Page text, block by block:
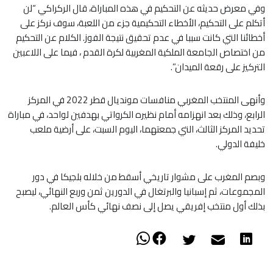
وفي معرض حديثه عن التحكيم في هذه المباراة، قال الركراكي “لن
أتكلم على التحكيم، الأخطاء التحكيمية جزء من اللعبة، سوف نركز على
أخطائنا التي كانت سببا في عدم تحقيق نتيجة الفوز. الكلام عن التحكيم
من اختصاص الجامعة الملكية المغربية لكرة القدم ، فيما على اللاعبين
التركيز على رقعة الميدان”.
وأنهى المنتخب المغربي منافسات مونديال قطر 2022 في المركز
الرابع، وذلك بعد انهزامه أمام نظيره الكرواتي بهدفين لواحد، في مباراة
تحديد المركز الثالث، التي جمعتهما، اليوم السبت، على أرضية ملعب
خليفة الدولي.
وبصم المغرب على مشوار تاريخي أسقط من خلاله بلجيكا في دور
المجموعات، ثم إسبانيا والبرتغال في الدورين ثمن وربع النهائي، ليصبح
بذلك أول منتخب إفريقي يصل إلى نصف نهائي كأس العالم.